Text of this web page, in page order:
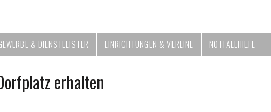
& DIENSTLEISTER EINRICHTUNGEN & VEREINE NOTFALLHILFE
erhalten